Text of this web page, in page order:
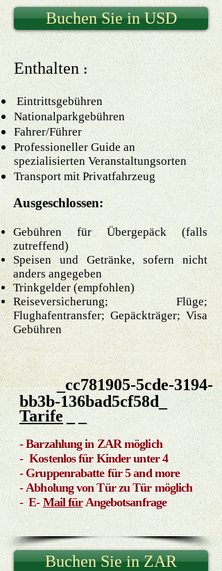
Buchen Sie in USD
Enthalten :
​​​Eintrittsgebühren
Nationalparkgebühren
Fahrer/Führer
Professioneller Guide an
spezialisierten Veranstaltungsorten
Transport mit Privatfahrzeug
Ausgeschlossen:
Gebühren für Übergepäck (falls
zutreffend)​​
Speisen und Getränke, sofern nicht
anders angegeben
Trinkgelder (empfohlen)
Reiseversicherung; Flüge;
Flughafentransfer; Gepäckträger; Visa
Gebühren
_cc781905-5cde-3194-
bb3b-136bad5cf58d_
Tarife
- Barzahlung in ZAR möglich
- Kostenlos für Kinder unter 4
- Gruppenrabatte für 5 and more
- Abholung von Tür zu Tür möglich
- E- Mail fürAngebotsanfrage
Buchen Sie in ZAR